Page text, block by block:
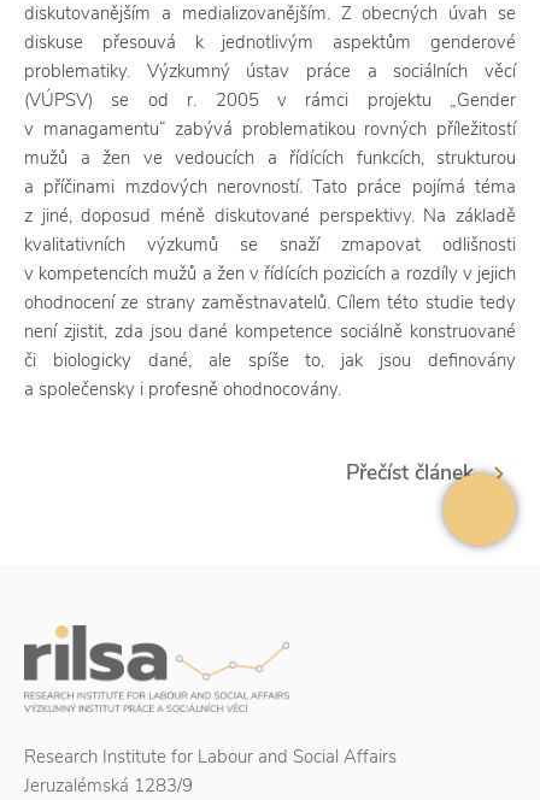
diskutovanějším a medializovanějším. Z obecných úvah se
diskuse přesouvá k jednotlivým aspektům genderové
problematiky. Výzkumný ústav práce a sociálních věcí
(VÚPSV) se od r. 2005 v rámci projektu „Gender
v managamentu“ zabývá problematikou rovných příležitostí
mužů a žen ve vedoucích a řídících funkcích, strukturou
a příčinami mzdových nerovností. Tato práce pojímá téma
z jiné, doposud méně diskutované perspektivy. Na základě
kvalitativních výzkumů se snaží zmapovat odlišnosti
v kompetencích mužů a žen v řídících pozicích a rozdíly v jejich
ohodnocení ze strany zaměstnavatelů. Cílem této studie tedy
není zjistit, zda jsou dané kompetence sociálně konstruované
či biologicky dané, ale spíše to, jak jsou definovány
a společensky i profesně ohodnocovány.
Přečíst článek
Research Institute for Labour and Social Affairs
Jeruzalémská 1283/9